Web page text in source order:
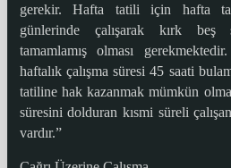
gerekir. Hafta tatili için hafta
günlerinde çalışarak kırk beş
tamamlamış olması
haftalık çalışma süresi 45 saati
tatiline hak kazanmak mümkün
süresini dolduran kısmi süreli
vardır.”